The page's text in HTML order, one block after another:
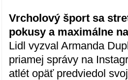
Vrcholový šport sa
pokusy a maximálne
Lidl vyzval Armanda
priamej správy na
atlét opäť predviedol